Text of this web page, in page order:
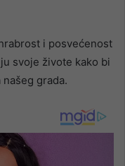
i posvećenost
svoje živote kako bi
grada.